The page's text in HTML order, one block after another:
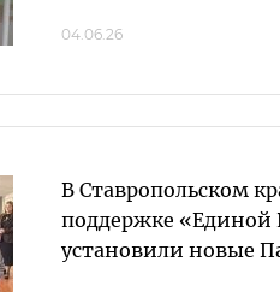
04.06.26
В Ставропольском
поддержке «Единой
установили новые